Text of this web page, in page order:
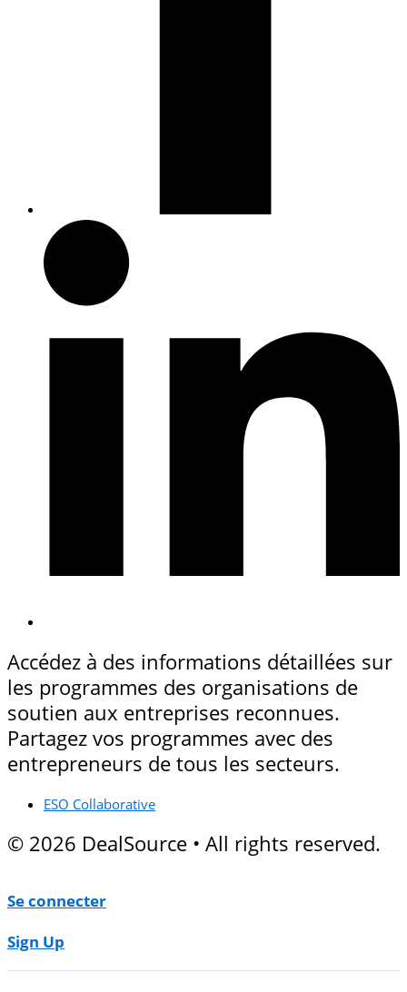
Accédez à des informations détaillées sur
les programmes des organisations de
soutien aux entreprises reconnues.
Partagez vos programmes avec des
entrepreneurs de tous les secteurs.
ESO Collaborative
© 2026 DealSource • All rights reserved.
Se connecter
Sign Up